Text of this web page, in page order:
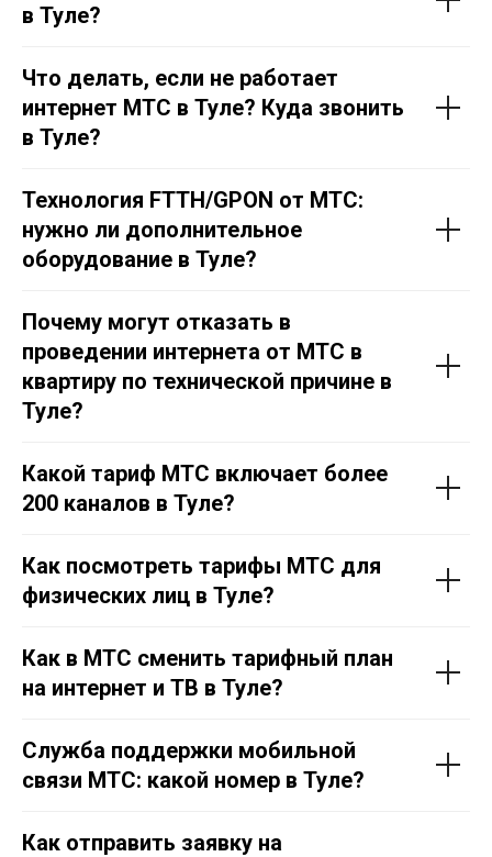
в Туле?
Что делать, если не работает
интернет МТС в Туле? Куда звонить
в Туле?
Технология FTTH/GPON от МТС:
нужно ли дополнительное
оборудование в Туле?
Почему могут отказать в
проведении интернета от МТС в
квартиру по технической причине в
Туле?
Какой тариф МТС включает более
200 каналов в Туле?
Как посмотреть тарифы МТС для
физических лиц в Туле?
Как в МТС сменить тарифный план
на интернет и ТВ в Туле?
Служба поддержки мобильной
связи МТС: какой номер в Туле?
Как отправить заявку на